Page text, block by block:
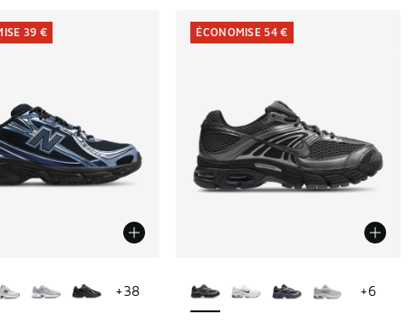
+38
39 €
+6
ÉCONOMISE 54 €